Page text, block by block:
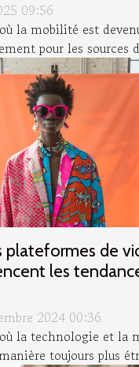
09:56
la mobilité est
pour les sources
plateformes de
les
2024 00:36
la technologie et la
toujours plus